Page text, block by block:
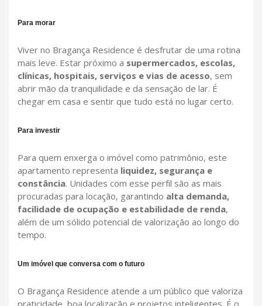
Para morar
Viver no Bragança Residence é desfrutar de uma rotina
mais leve. Estar próximo a supermercados, escolas,
clínicas, hospitais, serviços e vias de acesso, sem
abrir mão da tranquilidade e da sensação de lar. É
chegar em casa e sentir que tudo está no lugar certo.
Para investir
Para quem enxerga o imóvel como patrimônio, este
apartamento representa liquidez, segurança e
constância. Unidades com esse perfil são as mais
procuradas para locação, garantindo alta demanda,
facilidade de ocupação e estabilidade de renda,
além de um sólido potencial de valorização ao longo do
tempo.
Um imóvel que conversa com o futuro
O Bragança Residence atende a um público que valoriza
praticidade, boa localização e projetos inteligentes. É o